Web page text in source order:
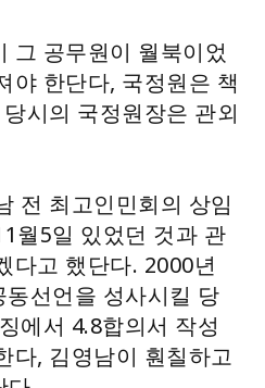
그 공무원이 월북이었
야 한단다, 국정원은 책
시의 국정원장은 관외
전 최고인민회의 상임
월5일 있었던 것과 관
다고 했단다. 2000년
선언을 성사시킬 당
에서 4.8합의서 작성
다, 김영남이 훤칠하고